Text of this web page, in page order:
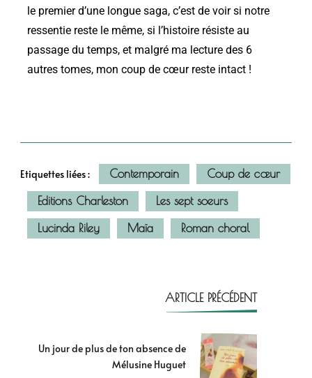
le premier d’une longue saga, c’est de voir si notre
ressentie reste le même, si l’histoire résiste au
passage du temps, et malgré ma lecture des 6
autres tomes, mon coup de cœur reste intact !
Etiquettes liées : Contemporain
Coup de cœur
Editions Charleston
Les sept soeurs
Lucinda Riley
Maïa Roman choral
ARTICLE PRÉCÉDENT
Un jour de plus de ton absence de
Mélusine Huguet